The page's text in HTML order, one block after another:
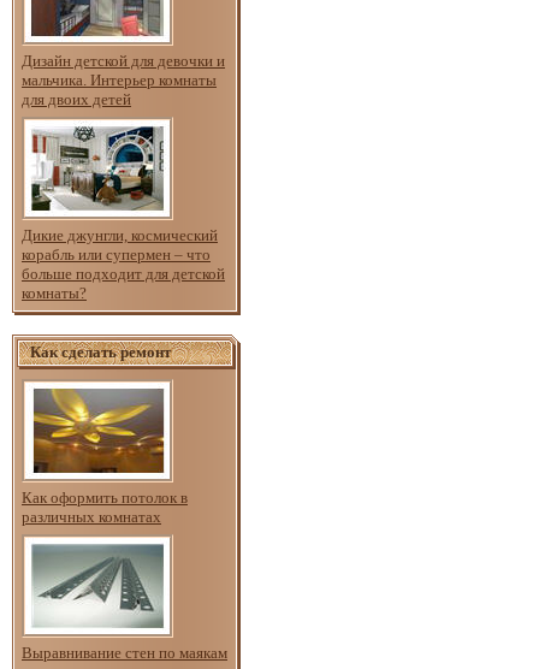
Дизайн детской для девочки и
мальчика. Интерьер комнаты
для двоих детей
Дикие джунгли, космический
корабль или супермен – что
больше подходит для детской
комнаты?
Как сделать ремонт
Как оформить потолок в
различных комнатах
Выравнивание стен по маякам